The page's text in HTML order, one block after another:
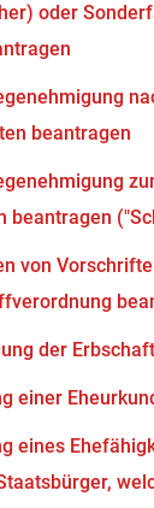
oder
beantragen
beantragen
von
der
einer
eines